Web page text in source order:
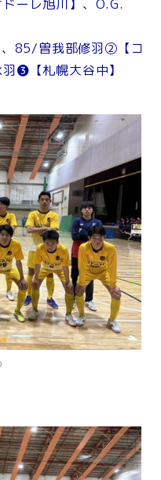
ーレ旭川】、O.G.
85/曽我部修羽②【コ
❸【札幌大谷中】